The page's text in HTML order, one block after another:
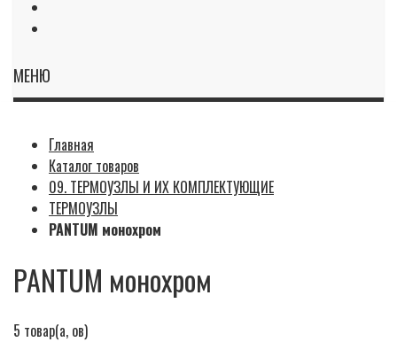
МЕНЮ
Главная
Каталог товаров
09. ТЕРМОУЗЛЫ И ИХ КОМПЛЕКТУЮЩИЕ
ТЕРМОУЗЛЫ
PANTUM монохром
PANTUM монохром
5 товар(а, ов)